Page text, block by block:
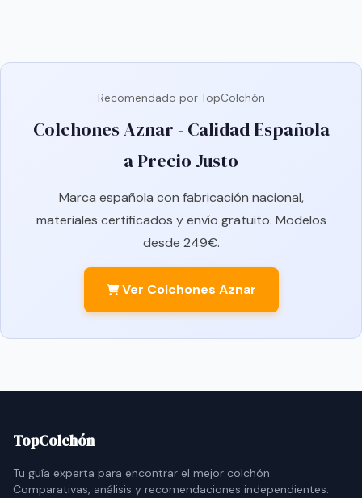
Recomendado por TopColchón
Colchones Aznar - Calidad Española
a Precio Justo
Marca española con fabricación nacional,
materiales certificados y envío gratuito. Modelos
desde 249€.
Ver Colchones Aznar
TopColchón
Tu guía experta para encontrar el mejor colchón.
Comparativas, análisis y recomendaciones independientes.